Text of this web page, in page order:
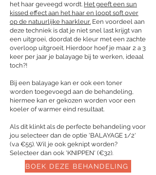
het haar geveegd wordt. Het geeft een sun
kissed effect aan het haar en loopt soft over
op de natuurlijke haarkleur. Een voordeel aan
deze techniek is dat je niet snel last krijgt van
een uitgroei, doordat de kleur met een zachte
overloop uitgroeit. Hierdoor hoef je maar 2 a 3
keer per jaar je balayage bij te werken, ideaal
toch?!
Bij een balayage kan er ook een toner
worden toegevoegd aan de behandeling,
hiermee kan er gekozen worden voor een
koeler of warmer eind resultaat.
Als dit klinkt als de perfecte behandeling voor
jou selecteer dan de optie 'BALAYAGE 1/2'
(v.a €55). Wil je ook geknipt worden?
Selecteer dan ook 'KNIPPEN' (€32).
BOEK DEZE BEHANDELING